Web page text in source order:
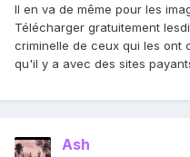
Il en va de même pour les
Télécharger gratuitement
criminelle de ceux qui les ont
qu'il y a avec des sites
Ash